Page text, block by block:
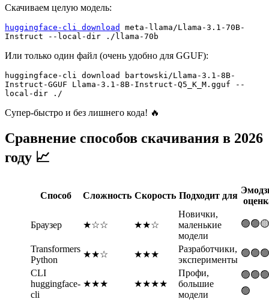
Скачиваем целую модель:
huggingface-cli download
meta-llama/Llama-3.1-70B-
Или только один файл (очень удобно для GGUF):
huggingface-cli download bartowski/Llama-3.1-8B-
Instruct-GGUF Llama-3.1-8B-Instruct-Q5_K_M.gguf --
Супер-быстро и без лишнего кода! 🔥
Сравнение способов скачивания в 2026
году 📈
Способ Сложность Скорость Подходит для
Браузер ★☆☆ ★★☆
Новички,
маленькие
модели
🟢🟢🟡
Transformers
Python
★★☆ ★★★
Разработчики,
эксперименты
🟢🟢🟢
CLI
huggingface-
cli
★★★ ★★★★
Профи,
большие
модели
🟢🟢🟢
🟢